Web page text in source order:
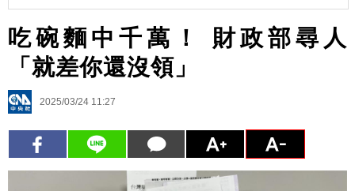
吃碗麵中千萬！ 財政部尋人
「就差你還沒領」
2025/03/24 11:27